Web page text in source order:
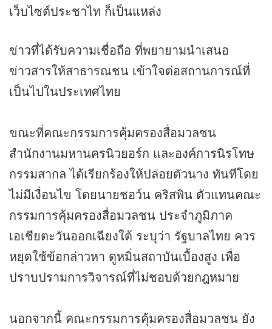
เว็บไซต์ประชาไท ก็เป็นแหล่ง
ข่าวที่ได้รับความเชื่อถือ ที่พยายามนำเสนอ
ข่าวสารให้สาธารณชน เข้าใจต่อสถานการณ์ที่
เป็นไปในประเทศไทย
ขณะที่คณะกรรมการคุ้มครองสื่อมวลชน
สำนักงานมหานครนิวยอร์ก และองค์การนิรโทษ
กรรมสากล ได้เรียกร้องให้ปล่อยตัวนาง ทันทีโดย
ไม่มีเงื่อนไข โดยนายชอว์น คริสพิน ตัวแทนคณะ
กรรมการคุ้มครองสื่อมวลชน ประจำภูมิภาค
เอเชียตะวันออกเฉียงใต้ ระบุว่า รัฐบาลไทย ควร
หยุดใช้ข้อกล่าวหา ดูหมิ่นสถาบันเบื้องสูง เพื่อ
ปราบปรามการวิจารณ์ที่ไม่ชอบด้วยกฎหมาย
นอกจากนี้ คณะกรรมการคุ้มครองสื่อมวลชน ยัง